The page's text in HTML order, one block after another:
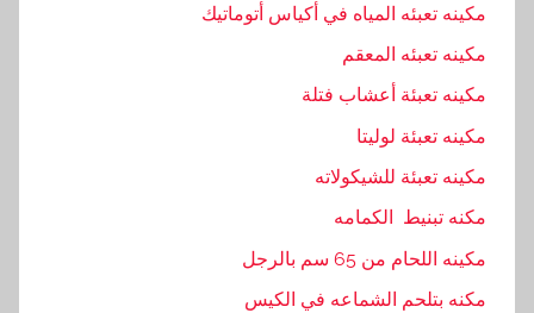
مكينه تعبئه المياه في أكياس أتوماتيك
مكينه تعبئه المعقم
مكينه تعبئة أعشاب فتلة
مكينه تعبئة لوليتا
مكينه تعبئة للشيكولاته
مكنه تبنيط الكمامه
مكينه اللحام من 65 سم بالرجل
مكنه بتلحم الشماعه في الكيس